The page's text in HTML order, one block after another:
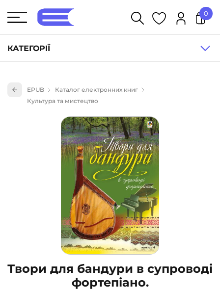
КАТЕГОРІЇ
Книги для дітей (836)
Науково-популярна література (1015)
Навчальна література та посібники (527)
Енциклопедії, довідники, словники (55)
Подарункові сертифікати (1)
0
EPUB
Каталог електронних книг
Культура та мистецтво
Твори для бандури в супроводі
фортепіано.